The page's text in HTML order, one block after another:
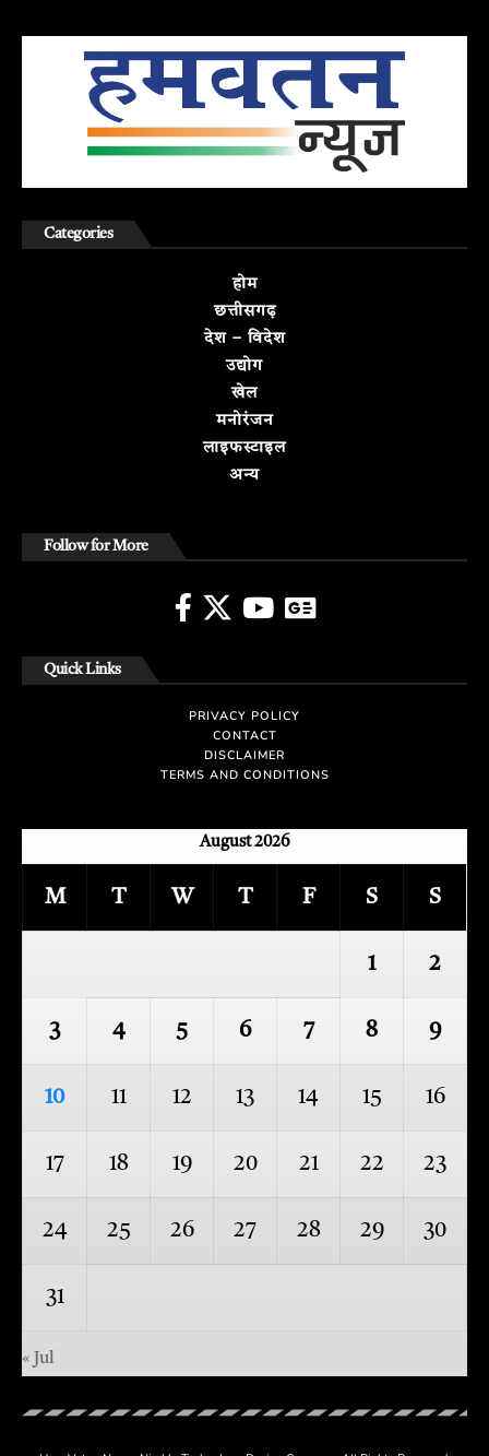
Categories
होम
छत्तीसगढ़
देश – विदेश
उद्योग
खेल
मनोरंजन
लाइफस्टाइल
अन्य
Follow for More
Quick Links
PRIVACY POLICY
CONTACT
DISCLAIMER
TERMS AND CONDITIONS
August 2026
M T W T F S S
1 2
3 4 5 6 7 8 9
10 11 12 13 14 15 16
17 18 19 20 21 22 23
24 25 26 27 28 29 30
31
« Jul